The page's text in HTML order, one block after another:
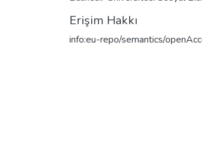
Erişim Hakkı
info:eu-repo/semantics/